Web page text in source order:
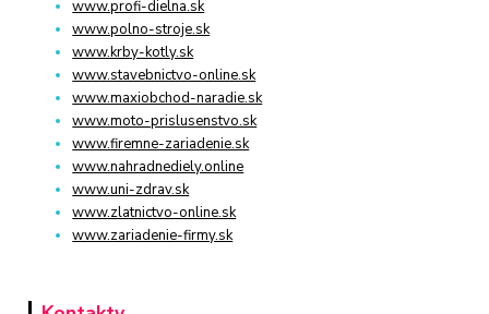
www.profi-dielna.sk
www.polno-stroje.sk
www.krby-kotly.sk
www.stavebnictvo-online.sk
www.maxiobchod-naradie.sk
www.moto-prislusenstvo.sk
www.firemne-zariadenie.sk
www.nahradnediely.online
www.uni-zdrav.sk
www.zlatnictvo-online.sk
www.zariadenie-firmy.sk